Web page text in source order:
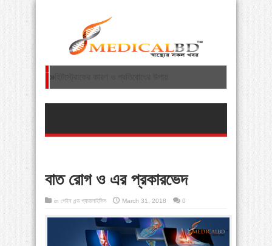
»
শিশুদের শরীরব্যথা: গ্রোইং পেইন থেকে ভারী স্কুলব্যাগ—
সচেতনতা জরুরি
স্ট্রোকের যত কারণ ও জটিলতার চিকিৎসা
বাত রোগ ও এর প্রকারভেদ
in পেইন এন্ড প্যারালাইসিস March 31, 2018 0